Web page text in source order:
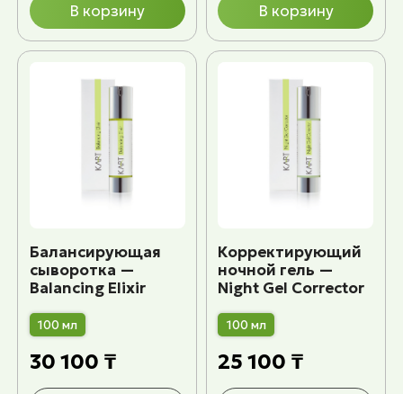
В корзину В корзину
Балансирующая
сыворотка —
Balancing Elixir
100 мл
30 100 ₸
Корректирующий
ночной гель —
Night Gel Corrector
100 мл
25 100 ₸